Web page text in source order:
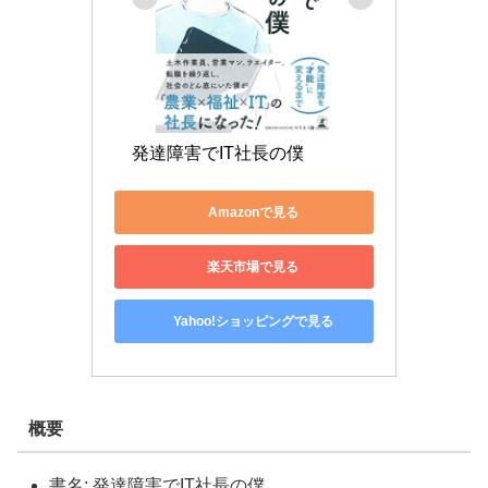
発達障害でIT社長の僕
Amazonで見る
楽天市場で見る
Yahoo!ショッピングで見る
概要